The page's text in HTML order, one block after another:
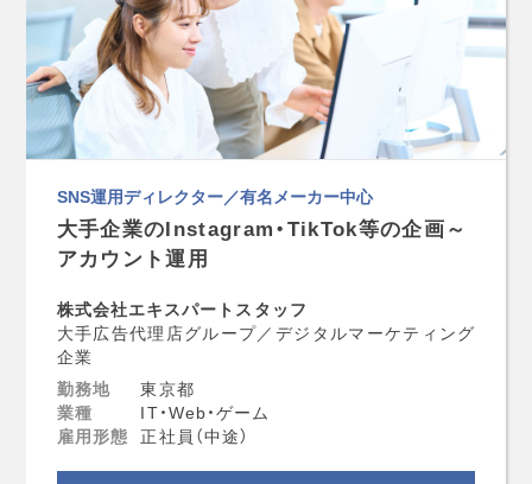
SNS運用ディレクター／有名メーカー中心
大手企業のInstagram・TikTok等の企画～
アカウント運用
株式会社エキスパートスタッフ
大手広告代理店グループ／デジタルマーケティング
企業
勤務地
東京都
業種
IT・Web・ゲーム
雇用形態 正社員（中途）